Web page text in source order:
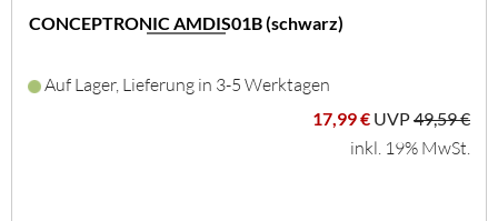
CONCEPTRONIC AMDIS01B (schwarz)
Auf Lager, Lieferung in 3-5 Werktagen
17,99 € UVP49,59 €
inkl. 19% MwSt.